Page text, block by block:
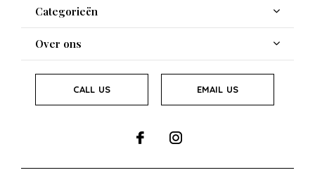
Categorieën
Over ons
CALL US EMAIL US